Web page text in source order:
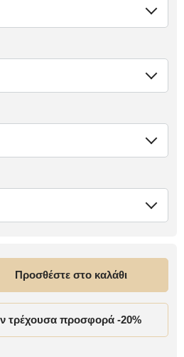
Προσθέστε στο καλάθι
Ενεργοποιήστε την τρέχουσα προσφορά -20%